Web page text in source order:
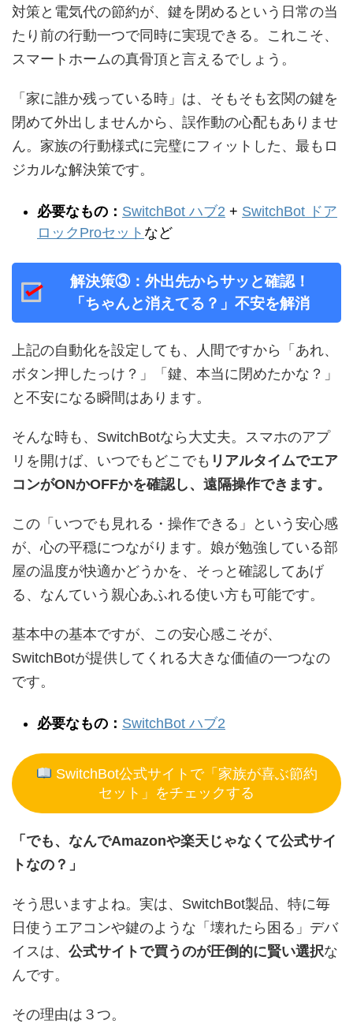
対策と電気代の節約が、鍵を閉めるという日常の当
たり前の行動一つで同時に実現できる。これこそ、
スマートホームの真骨頂と言えるでしょう。
「家に誰か残っている時」は、そもそも玄関の鍵を
閉めて外出しませんから、誤作動の心配もありませ
ん。家族の行動様式に完璧にフィットした、最もロ
ジカルな解決策です。
必要なもの： SwitchBot ハブ2 + SwitchBot ドア
ロックProセット など
解決策③：外出先からサッと確認！
「ちゃんと消えてる？」不安を解消
上記の自動化を設定しても、人間ですから「あれ、
ボタン押したっけ？」「鍵、本当に閉めたかな？」
と不安になる瞬間はあります。
そんな時も、SwitchBotなら大丈夫。スマホのアプ
リを開けば、いつでもどこでも リアルタイムでエア
コンがONかOFFかを確認し、遠隔操作できます。
この「いつでも見れる・操作できる」という安心感
が、心の平穏につながります。娘が勉強している部
屋の温度が快適かどうかを、そっと確認してあげ
る、なんていう親心あふれる使い方も可能です。
基本中の基本ですが、この安心感こそが、
SwitchBotが提供してくれる大きな価値の一つなの
です。
必要なもの： SwitchBot ハブ2
SwitchBot公式サイトで「家族が喜ぶ節約
セット」をチェックする
「でも、なんでAmazonや楽天じゃなくて公式サイ
トなの？」
そう思いますよね。実は、SwitchBot製品、特に毎
日使うエアコンや鍵のような「壊れたら困る」デバ
イスは、 公式サイトで買うのが圧倒的に賢い選択な
んです。
その理由は３つ。